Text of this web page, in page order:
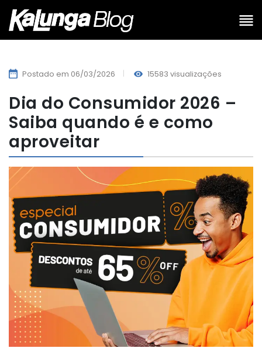
Postado em 06/03/2026 15583 visualizações
Dia do Consumidor 2026 –
Saiba quando é e como
aproveitar